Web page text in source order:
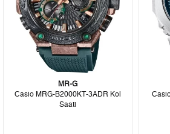
MR-G
Casio MRG-B2000KT-3ADR Kol
Saati